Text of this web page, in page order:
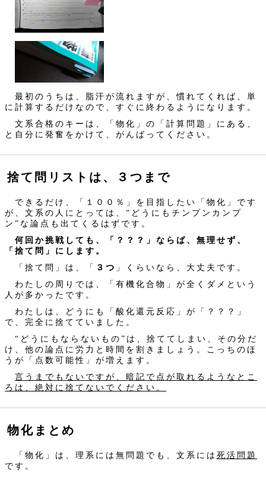
最初のうちは、脂汗が流れますが、慣れてくれば、単
に計算するだけなので、すぐに終わるようになります。
文系合格のキーは、「物化」の「計算問題」にある、
と自分に発奮をかけて、がんばってください。
捨て問リストは、３つまで
できるだけ、「１００％」を目指したい「物化」です
が、文系の人にとっては、“どうにもチンプンカンプ
ン”な論点も出てくるはずです。
何回か挑戦しても、「？？？」ならば、無理せず、
「捨て問」にします。
「捨て問」は、「 ３つ 」くらいなら、大丈夫です。
わたしの周りでは、「有機化合物」が全くダメという
人が多かったです。
わたしは、どうにも「酸化還元反応」が「？？？」
で、完全に捨てていました。
“どうにもならないもの”は、捨ててしまい、その分だ
け、他の論点に労力と時間を割きましょう。こっちのほ
うが「点数可能性」が増えます。
言うまでもないですが、暗記で点が取れるようなとこ
ろは、絶対に捨てないでください。
物化まとめ
「物化」は、理系には無問題でも、文系には 死活問題
です。